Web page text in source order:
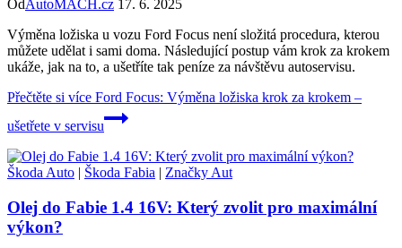
OdAutoMACH.cz 17. 6. 2025
Výměna ložiska u vozu Ford Focus není složitá procedura, kterou
můžete udělat i sami doma. Následující postup vám krok za krokem
ukáže, jak na to, a ušetříte tak peníze za návštěvu autoservisu.
Přečtěte si více Ford Focus: Výměna ložiska krok za krokem –
ušetřete v servisu
Škoda Auto | Škoda Fabia | Značky Aut
Olej do Fabie 1.4 16V: Který zvolit pro maximální
výkon?